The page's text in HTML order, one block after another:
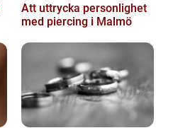
Att uttrycka personlighet
med piercing i Malmö